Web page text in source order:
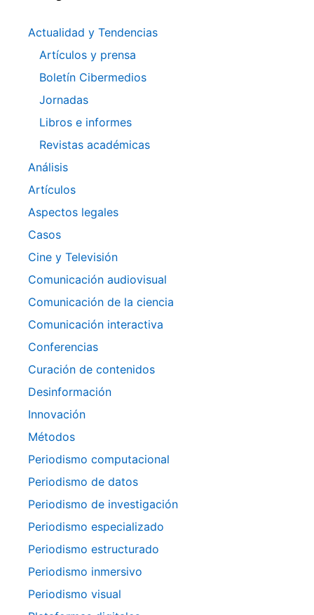
Actualidad y Tendencias
Artículos y prensa
Boletín Cibermedios
Jornadas
Libros e informes
Revistas académicas
Análisis
Artículos
Aspectos legales
Casos
Cine y Televisión
Comunicación audiovisual
Comunicación de la ciencia
Comunicación interactiva
Conferencias
Curación de contenidos
Desinformación
Innovación
Métodos
Periodismo computacional
Periodismo de datos
Periodismo de investigación
Periodismo especializado
Periodismo estructurado
Periodismo inmersivo
Periodismo visual